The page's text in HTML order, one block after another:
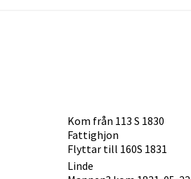
Kom från 113 S 1830
Fattighjon
Flyttar till 160S 1831
Linde